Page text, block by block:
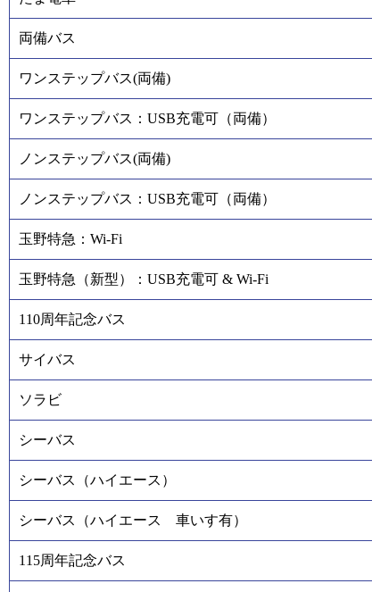
両備バス
ワンステップバス(両備)
ワンステップバス：USB充電可（両備）
ノンステップバス(両備)
ノンステップバス：USB充電可（両備）
玉野特急：Wi-Fi
玉野特急（新型）：USB充電可 & Wi-Fi
110周年記念バス
サイバス
ソラビ
シーバス
シーバス（ハイエース）
シーバス（ハイエース 車いす有）
115周年記念バス